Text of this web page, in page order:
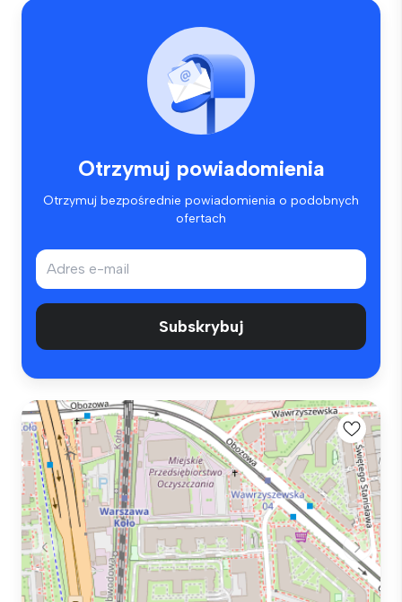
Otrzymuj powiadomienia
Otrzymuj bezpośrednie powiadomienia o podobnych
ofertach
Subskrybuj